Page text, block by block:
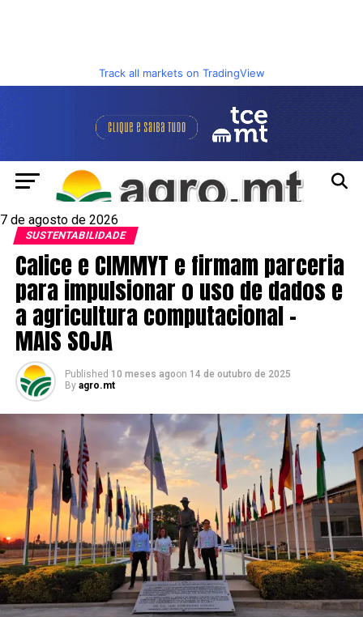
Track all markets on TradingView
7 de agosto de 2026
SUSTENTABILIDADE
Calice e CIMMYT e firmam parceria
para impulsionar o uso de dados e
a agricultura computacional –
MAIS SOJA
Published 10 meses agoon 14 de outubro de 2025
By agro.mt